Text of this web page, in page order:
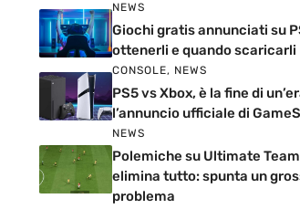
NEWS
Giochi gratis annunciati su
ottenerli e quando scaricarli
CONSOLE, NEWS
PS5 vs Xbox, è la fine di
l’annuncio ufficiale di
NEWS
Polemiche su Ultimate
elimina tutto: spunta un
problema